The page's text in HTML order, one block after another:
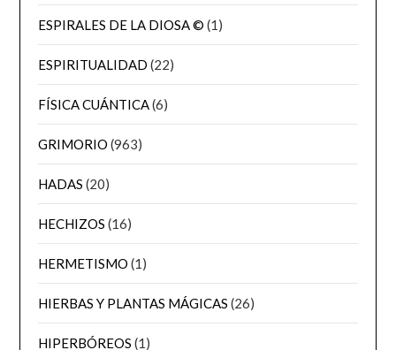
ESPIRALES DE LA DIOSA © (1)
ESPIRITUALIDAD (22)
FÍSICA CUÁNTICA(6)
GRIMORIO (963)
HADAS (20)
HECHIZOS (16)
HERMETISMO (1)
HIERBAS Y PLANTAS MÁGICAS (26)
HIPERBÓREOS (1)